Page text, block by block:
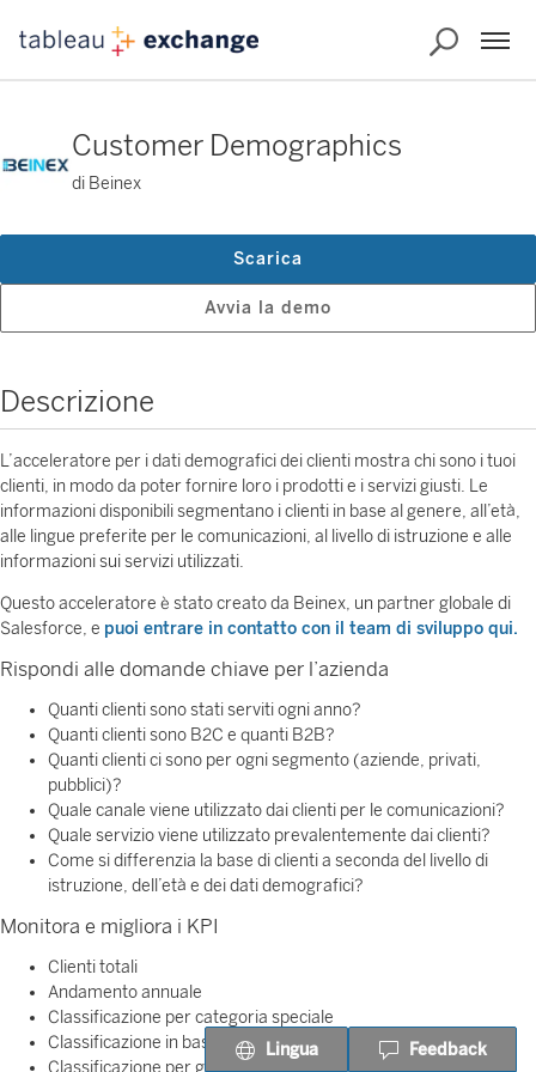
Customer Demographics
di Beinex
Avvia la demo
Scarica
Descrizione
L’acceleratore per i dati demografici dei clienti mostra chi sono i tuoi
clienti, in modo da poter fornire loro i prodotti e i servizi giusti. Le
informazioni disponibili segmentano i clienti in base al genere, all’età,
alle lingue preferite per le comunicazioni, al livello di istruzione e alle
informazioni sui servizi utilizzati.
Questo acceleratore è stato creato da Beinex, un partner globale di
Salesforce, e puoi entrare in contatto con il team di sviluppo qui.
Rispondi alle domande chiave per l’azienda
Quanti clienti sono stati serviti ogni anno?
Quanti clienti sono B2C e quanti B2B?
Quanti clienti ci sono per ogni segmento (aziende, privati,
pubblici)?
Quale canale viene utilizzato dai clienti per le comunicazioni?
Quale servizio viene utilizzato prevalentemente dai clienti?
Come si differenzia la base di clienti a seconda del livello di
istruzione, dell’età e dei dati demografici?
Monitora e migliora i KPI
Clienti totali
Andamento annuale
Classificazione per categoria speciale
Classificazione in base all’età
Classificazione per genere
Lingua Feedback